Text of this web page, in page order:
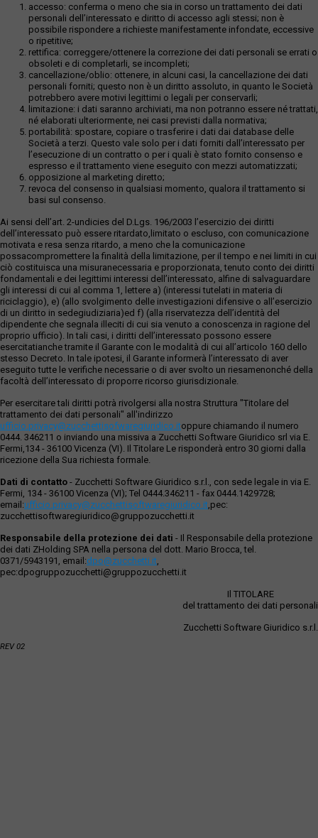
accesso: conferma o meno che sia in corso un trattamento dei dati
personali dell’interessato e diritto di accesso agli stessi; non è
possibile rispondere a richieste manifestamente infondate, eccessive
o ripetitive;
rettifica: correggere/ottenere la correzione dei dati personali se errati o
obsoleti e di completarli, se incompleti;
cancellazione/oblio: ottenere, in alcuni casi, la cancellazione dei dati
personali forniti; questo non è un diritto assoluto, in quanto le Società
potrebbero avere motivi legittimi o legali per conservarli;
limitazione: i dati saranno archiviati, ma non potranno essere né trattati,
né elaborati ulteriormente, nei casi previsti dalla normativa;
portabilità: spostare, copiare o trasferire i dati dai database delle
Società a terzi. Questo vale solo per i dati forniti dall’interessato per
l’esecuzione di un contratto o per i quali è stato fornito consenso e
espresso e il trattamento viene eseguito con mezzi automatizzati;
opposizione al marketing diretto;
revoca del consenso in qualsiasi momento, qualora il trattamento si
basi sul consenso.
Ai sensi dell’art. 2-undicies del D.Lgs. 196/2003 l’esercizio dei diritti
dell’interessato può essere ritardato,limitato o escluso, con comunicazione
motivata e resa senza ritardo, a meno che la comunicazione
possacompromettere la finalità della limitazione, per il tempo e nei limiti in cui
ciò costituisca una misuranecessaria e proporzionata, tenuto conto dei diritti
fondamentali e dei legittimi interessi dell’interessato, alfine di salvaguardare
gli interessi di cui al comma 1, lettere a) (interessi tutelati in materia di
riciclaggio), e) (allo svolgimento delle investigazioni difensive o all’esercizio
di un diritto in sedegiudiziaria)ed f) (alla riservatezza dell’identità del
dipendente che segnala illeciti di cui sia venuto a conoscenza in ragione del
proprio ufficio). In tali casi, i diritti dell’interessato possono essere
esercitatianche tramite il Garante con le modalità di cui all’articolo 160 dello
stesso Decreto. In tale ipotesi, il Garante informerà l’interessato di aver
eseguito tutte le verifiche necessarie o di aver svolto un riesamenonché della
facoltà dell’interessato di proporre ricorso giurisdizionale.
Per esercitare tali diritti potrà rivolgersi alla nostra Struttura "Titolare del
trattamento dei dati personali" all'indirizzo
ufficio.privacy@zucchettisofwaregiuridico.itoppure chiamando il numero
0444. 346211 o inviando una missiva a Zucchetti Software Giuridico srl via E.
Fermi,134 - 36100 Vicenza (VI). Il Titolare Le risponderà entro 30 giorni dalla
ricezione della Sua richiesta formale.
Dati di contatto - Zucchetti Software Giuridico s.r.l., con sede legale in via E.
Fermi, 134 - 36100 Vicenza (VI); Tel 0444.346211 - fax 0444.1429728;
email:ufficio.privacy@zucchettisoftwaregiuridico.it ,pec:
zucchettisoftwaregiuridico@gruppozucchetti.it
Responsabile della protezione dei dati - Il Responsabile della protezione
dei dati ZHolding SPA nella persona del dott. Mario Brocca, tel.
0371/5943191, email:dpo@zucchetti.it
pec:dpogruppozucchetti@gruppozucchetti.it
Il TITOLARE
del trattamento dei dati personali
Zucchetti Software Giuridico s.r.l.
REV 02